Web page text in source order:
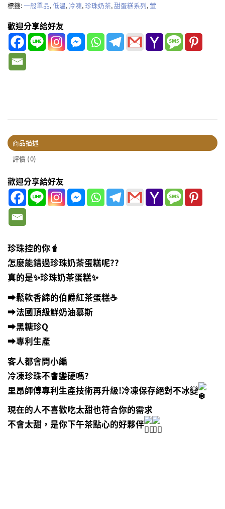
標籤:一般單品,低溫, 冷凍,珍珠奶茶,甜蛋糕系列,葷
歡迎分享給好友
商品描述
評價 (0)
歡迎分享給好友
珍珠控的你🧋
怎麼能錯過珍珠奶茶蛋糕呢??
真的是✨珍珠奶茶蛋糕✨
➡️鬆軟香綿的伯爵紅茶蛋糕☕️
➡️法國頂級鮮奶油慕斯
➡️黑糖珍Q
➡️專利生產
客人都會問小編
冷凍珍珠不會變硬嗎?
里昂師傅專利生產技術再升級!冷凍保存絕對不冰變
現在的人不喜歡吃太甜也符合你的需求
不會太甜，是你下午茶點心的好夥伴